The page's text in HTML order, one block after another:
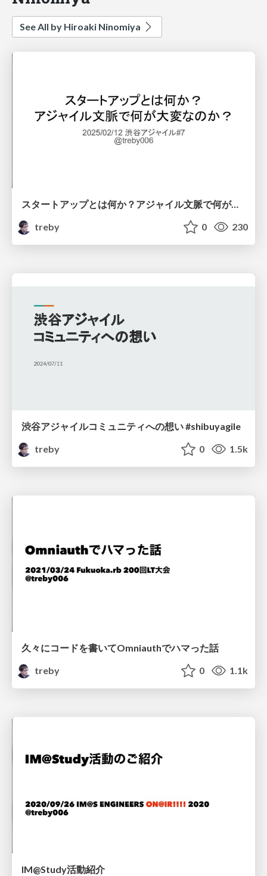
See All by Hiroaki Ninomiya
スタートアップとは何か？アジャイル文脈で何が大変なのか？ #shibuyagile
treby
0 230
渋谷アジャイルコミュニティへの想い #shibuyagile
treby
0 1.5k
久々にコードを書いてOmniauthでハマった話
treby
0 1.1k
IM@Study活動紹介